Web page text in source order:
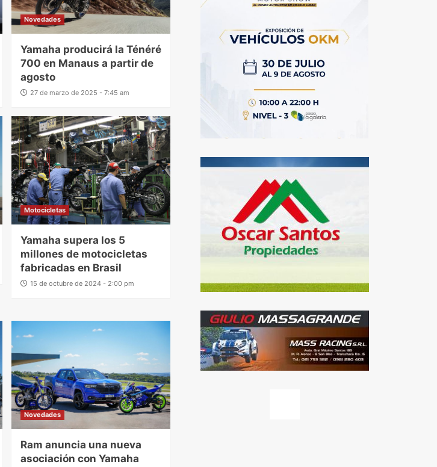
Novedades
Yamaha producirá la Ténéré
700 en Manaus a partir de
agosto
27 de marzo de 2025 - 7:45 am
Motocicletas
Yamaha supera los 5
millones de motocicletas
fabricadas en Brasil
15 de octubre de 2024 - 2:00 pm
Novedades
Ram anuncia una nueva
asociación con Yamaha